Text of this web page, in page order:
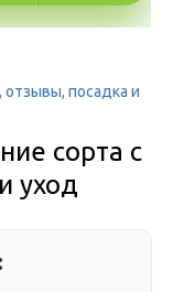
отзывы, посадка и
сорта с
уход